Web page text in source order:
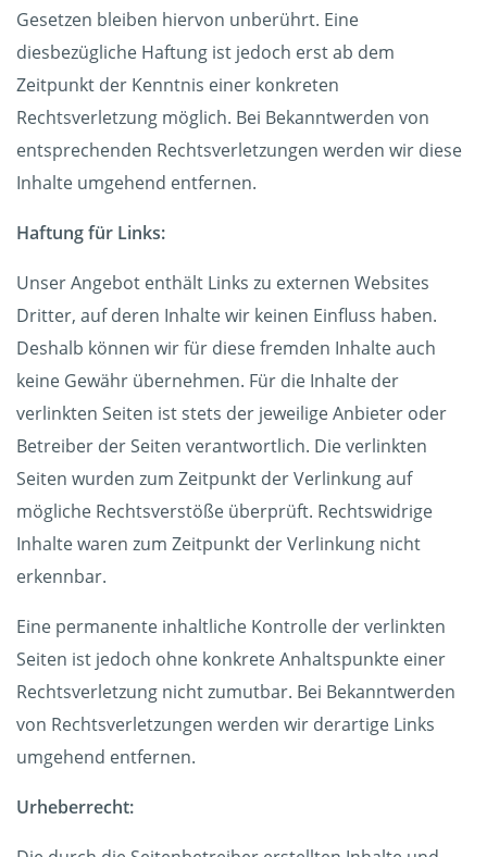
Gesetzen bleiben hiervon unberührt. Eine
diesbezügliche Haftung ist jedoch erst ab dem
Zeitpunkt der Kenntnis einer konkreten
Rechtsverletzung möglich. Bei Bekanntwerden von
entsprechenden Rechtsverletzungen werden wir diese
Inhalte umgehend entfernen.
Haftung für Links:
Unser Angebot enthält Links zu externen Websites
Dritter, auf deren Inhalte wir keinen Einfluss haben.
Deshalb können wir für diese fremden Inhalte auch
keine Gewähr übernehmen. Für die Inhalte der
verlinkten Seiten ist stets der jeweilige Anbieter oder
Betreiber der Seiten verantwortlich. Die verlinkten
Seiten wurden zum Zeitpunkt der Verlinkung auf
mögliche Rechtsverstöße überprüft. Rechtswidrige
Inhalte waren zum Zeitpunkt der Verlinkung nicht
erkennbar.
Eine permanente inhaltliche Kontrolle der verlinkten
Seiten ist jedoch ohne konkrete Anhaltspunkte einer
Rechtsverletzung nicht zumutbar. Bei Bekanntwerden
von Rechtsverletzungen werden wir derartige Links
umgehend entfernen.
Urheberrecht: